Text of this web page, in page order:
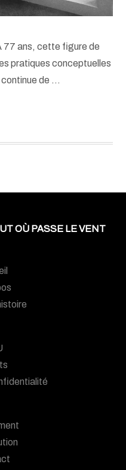
77 ans, cette figure de
pratiques conceptuelles
continue de …
OÙ PASSE LE VENT